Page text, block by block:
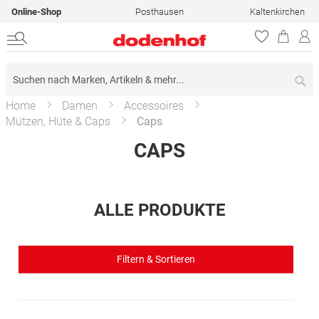
Online-Shop Posthausen Kaltenkirchen
Home Damen
Accessoires
Mützen, Hüte & Caps
Caps
CAPS
ALLE PRODUKTE
Filtern & Sortieren